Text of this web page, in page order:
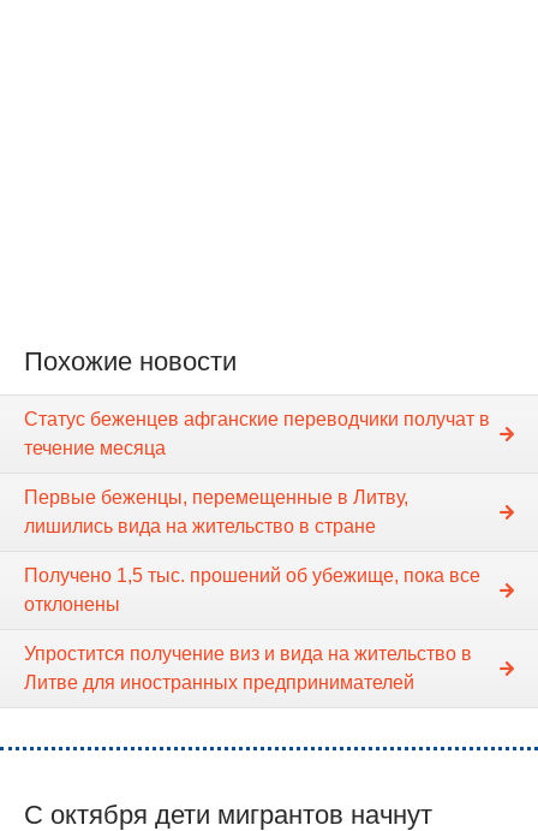
Похожие новости
Статус беженцев афганские переводчики получат в
течение месяца
Первые беженцы, перемещенные в Литву,
лишились вида на жительство в стране
Получено 1,5 тыс. прошений об убежище, пока все
отклонены
Упростится получение виз и вида на жительство в
Литве для иностранных предпринимателей
С октября дети мигрантов начнут